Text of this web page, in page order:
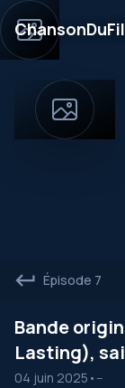
Épisode 7
Bande
Lasting),
04 juin 2025 • --